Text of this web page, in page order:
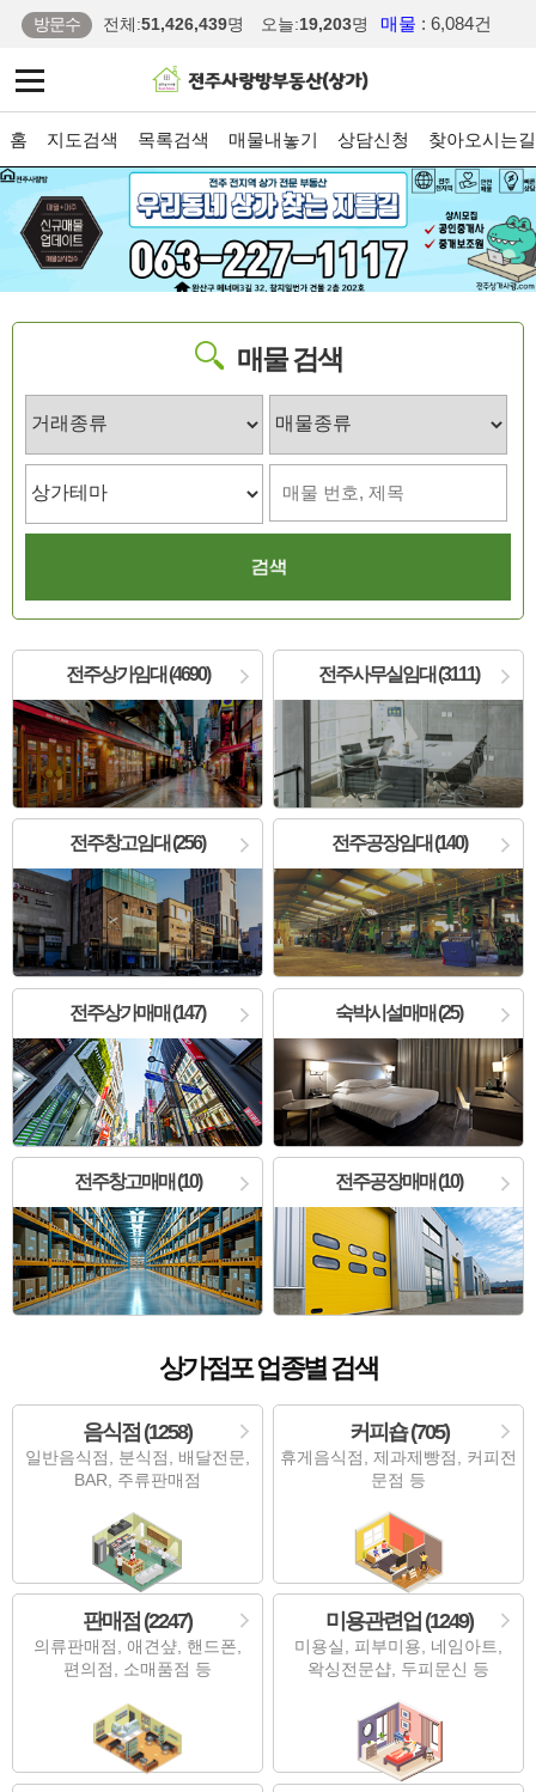
방문수 전체:51,426,439명 오늘:19,203명 매물 : 6,084건
홈 지도검색 목록검색 매물내놓기 상담신청 찾아오시는길
매물 검색
전주상가임대 (4690) 전주사무실임대 (3111)
전주창고임대 (256) 전주공장임대 (140)
전주상가매매 (147) 숙박시설매매 (25)
전주창고매매 (10) 전주공장매매 (10)
상가점포 업종별 검색
음식점 (1258)
일반음식점, 분식점, 배달전문,
BAR, 주류판매점
커피숍 (705)
휴게음식점, 제과제빵점, 커피전
문점 등
판매점 (2247)
의류판매점, 애견샾, 핸드폰,
편의점, 소매품점 등
미용관련업 (1249)
미용실, 피부미용, 네임아트,
왁싱전문샵, 두피문신 등